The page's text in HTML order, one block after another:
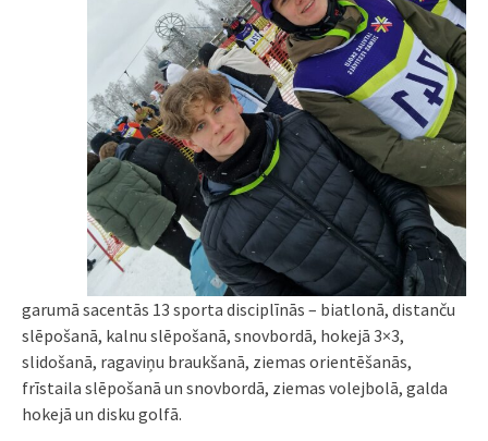
garumā sacentās 13 sporta disciplīnās – biatlonā, distanču
slēpošanā, kalnu slēpošanā, snovbordā, hokejā 3×3,
slidošanā, ragaviņu braukšanā, ziemas orientēšanās,
frīstaila slēpošanā un snovbordā, ziemas volejbolā, galda
hokejā un disku golfā.